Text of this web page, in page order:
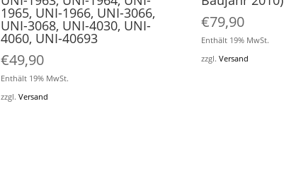
1965, UNI-1966, UNI-3066,
UNI-3068, UNI-4030, UNI-
4060, UNI-40693
€49,90
Enthält 19% MwSt.
zzgl. Versand
€79,90
Enthält 19% MwSt.
zzgl.Versand